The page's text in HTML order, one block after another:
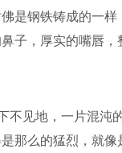
是钢铁铸成的一样
子，厚实的嘴唇，
不见地，一片混沌
那么的猛烈，就像